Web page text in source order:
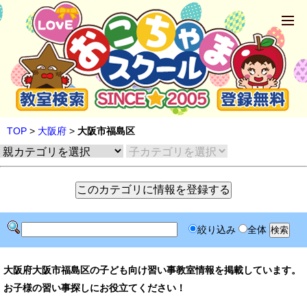
TOP > 大阪府 > 大阪市福島区
絞り込み 全体
大阪府大阪市福島区の子ども向け習い事教室情報を掲載しています。
お子様の習い事探しにお役立てください！